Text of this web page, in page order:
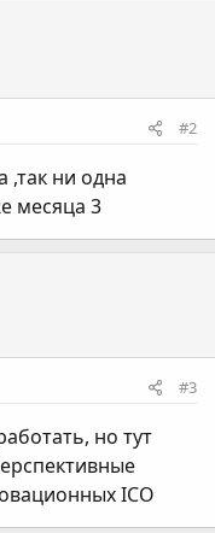
#2
,так ни одна
месяца 3
#3
но тут
ICO